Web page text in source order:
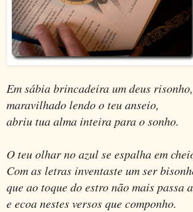
Em sábia brincadeira um deus risonho,
maravilhado lendo o teu anseio,
abriu tua alma inteira para o sonho.
O teu olhar no azul se espalha em
Com as letras inventaste um ser
que ao toque do estro não mais passa
e ecoa nestes versos que componho.